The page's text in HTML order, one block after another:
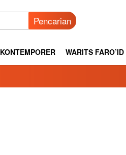
Pencarian
KONTEMPORER WARITS FARO’ID